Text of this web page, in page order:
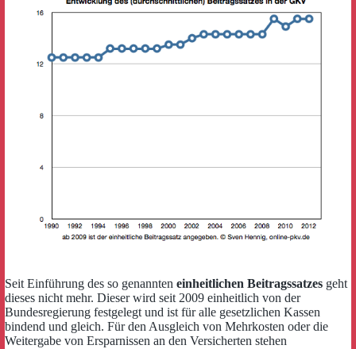
Seit Einführung des so genannten einheitlichen Beitragssatzes geht
dieses nicht mehr. Dieser wird seit 2009 einheitlich von der
Bundesregierung festgelegt und ist für alle gesetzlichen Kassen
bindend und gleich. Für den Ausgleich von Mehrkosten oder die
Weitergabe von Ersparnissen an den Versicherten stehen